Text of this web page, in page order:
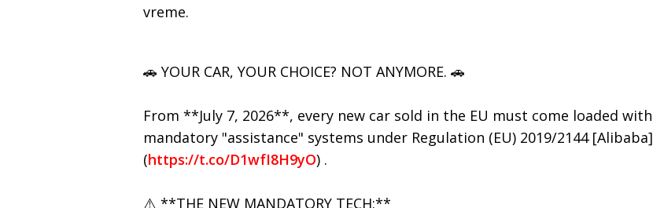
vreme.
🚗 YOUR CAR, YOUR CHOICE? NOT ANYMORE. 🚗
From **July 7, 2026**, every new car sold in the EU must come loaded with
mandatory "assistance" systems under Regulation (EU) 2019/2144 [Alibaba]
(https://t.co/D1wfI8H9yO) .
⚠️ **THE NEW MANDATORY TECH:**